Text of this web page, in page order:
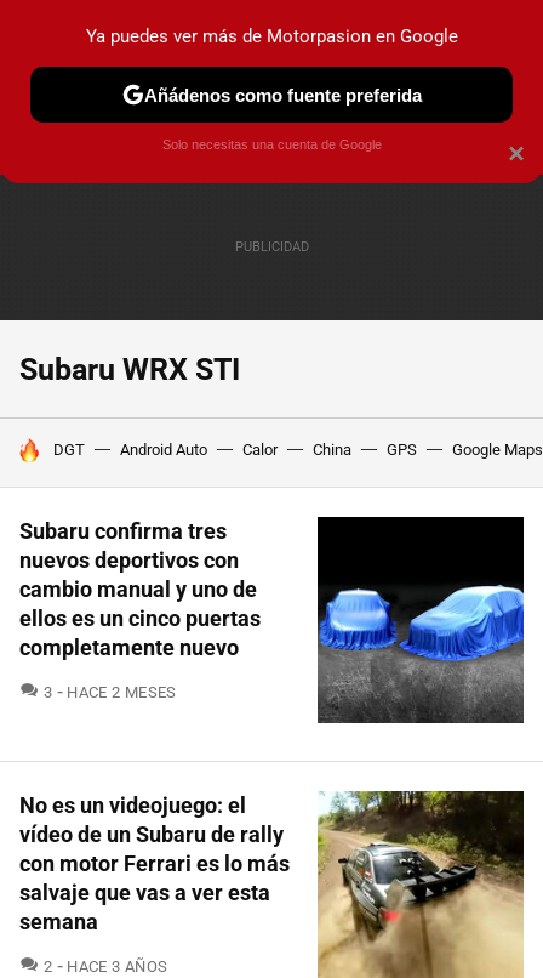
PRUEBAS COCHES ELÉCTRICOS OBSERVATORIO
Subaru WRX STI
HOY SE HABLA DE
DGT Android Auto Calor China GPS Google Maps
Subaru confirma tres
nuevos deportivos con
cambio manual y uno de
ellos es un cinco puertas
completamente nuevo
3 COMENTARIOS
HACE 2 MESES
No es un videojuego: el
vídeo de un Subaru de rally
con motor Ferrari es lo más
salvaje que vas a ver esta
semana
2 COMENTARIOS
HACE 3 AÑOS
×
Ya puedes ver más de Motorpasion en Google
Añádenos como fuente preferida
Solo necesitas una cuenta de Google